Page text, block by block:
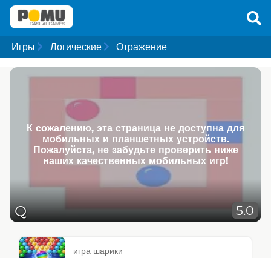
Игры Логические Отражение
К сожалению, эта страница не доступна для
мобильных и планшетных устройств.
Пожалуйста, не забудьте проверить ниже
наших качественных мобильных игр!
Q 5.0
игра шарики